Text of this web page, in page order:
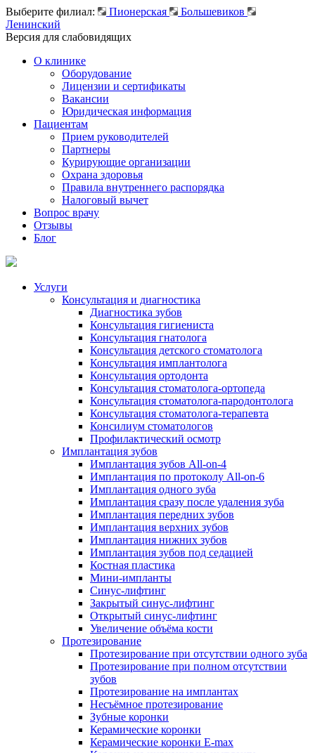
Выберите филиал: Пионерская
Большевиков
Ленинский
Версия для слабовидящих
О клинике
Оборудование
Лицензии и сертификаты
Вакансии
Юридическая информация
Пациентам
Прием руководителей
Партнеры
Курирующие организации
Охрана здоровья
Правила внутреннего распорядка
Налоговый вычет
Вопрос врачу
Отзывы
Блог
Услуги
Консультация и диагностика
Диагностика зубов
Консультация гигиениста
Консультация гнатолога
Консультация детского стоматолога
Консультация имплантолога
Консультация ортодонта
Консультация стоматолога-ортопеда
Консультация стоматолога-пародонтолога
Консультация стоматолога-терапевта
Консилиум стоматологов
Профилактический осмотр
Имплантация зубов
Имплантация зубов All-on-4
Имплантация по протоколу All-on-6
Имплантация одного зуба
Имплантация сразу после удаления зуба
Имплантация передних зубов
Имплантация верхних зубов
Имплантация нижних зубов
Имплантация зубов под седацией
Костная пластика
Мини-импланты
Синус-лифтинг
Закрытый синус-лифтинг
Открытый синус-лифтинг
Увеличение объёма кости
Протезирование
Протезирование при отсутствии одного зуба
Протезирование при полном отсутствии
зубов
Протезирование на имплантах
Несъёмное протезирование
Зубные коронки
Керамические коронки
Керамические коронки E-max